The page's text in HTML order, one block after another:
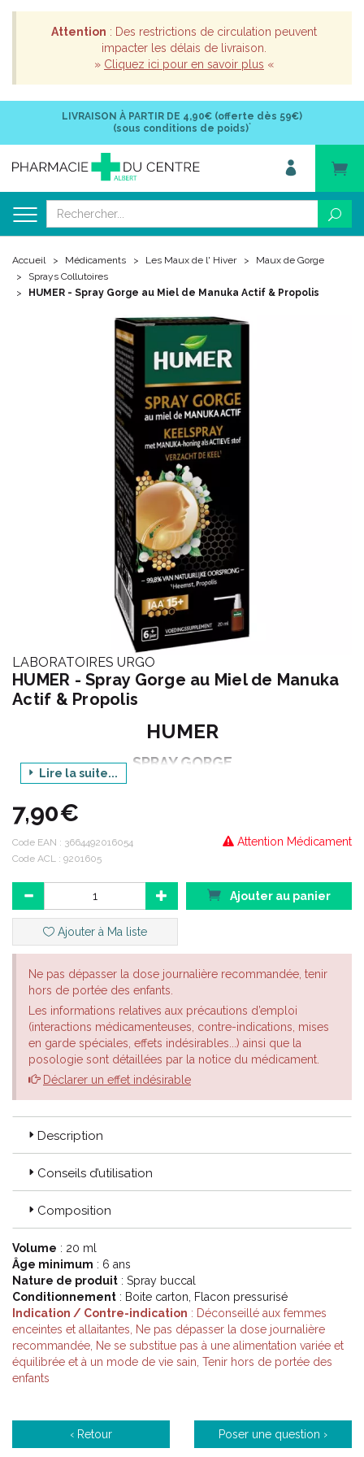
Attention : Des restrictions de circulation peuvent
impacter les délais de livraison.
» Cliquez ici pour en savoir plus «
LIVRAISON À PARTIR DE 4,90€ (offerte dès 59€)
(sous conditions de poids)*
Accueil Médicaments Les Maux de l' Hiver
Maux de Gorge
Sprays Collutoires
HUMER - Spray Gorge au Miel de Manuka Actif & Propolis
LABORATOIRES URGO
HUMER - Spray Gorge au Miel de Manuka
Actif & Propolis
HUMER
SPRAY GORGE
Code EAN : 3664492016054
Code ACL : 9201605
Lire la suite...
7,90€
Attention Médicament
Code EAN : 3664492016054
Code ACL : 9201605
Ajouter au panier
Ajouter à Ma liste
Ne pas dépasser la dose journalière recommandée, tenir
hors de portée des enfants.
Les informations relatives aux précautions d’emploi
(interactions médicamenteuses, contre-indications, mises
en garde spéciales, effets indésirables...) ainsi que la
posologie sont détaillées par la notice du médicament.
Déclarer un effet indésirable
Description
Conseils d’utilisation
Composition
Volume : 20 ml
Âge minimum : 6 ans
Nature de produit : Spray buccal
Conditionnement : Boite carton, Flacon pressurisé
Indication / Contre-indication : Déconseillé aux femmes
enceintes et allaitantes, Ne pas dépasser la dose journalière
recommandée, Ne se substitue pas à une alimentation variée et
équilibrée et à un mode de vie sain, Tenir hors de portée des
enfants
‹ Retour Poser une question ›